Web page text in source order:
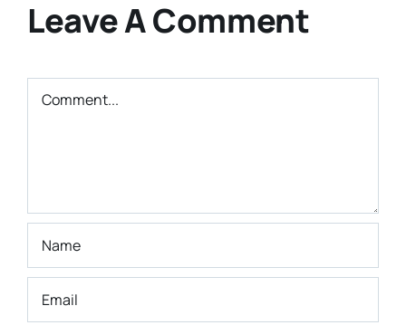
Masa Depan
Bandung
Leave A Comment
Comment